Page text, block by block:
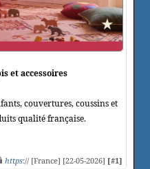
et accessoires
couvertures, coussins et
qualité française.
https:// [France] [22-05-2026] [#1]